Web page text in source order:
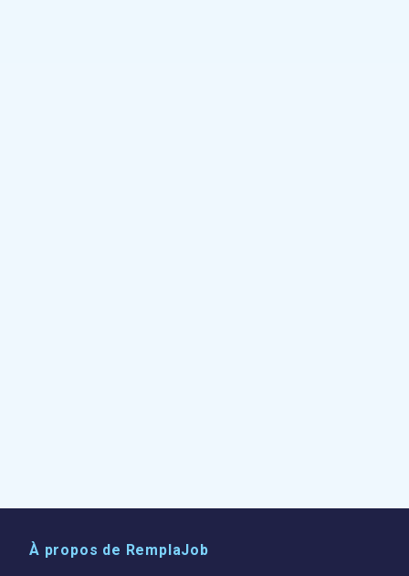
À propos de RemplaJob